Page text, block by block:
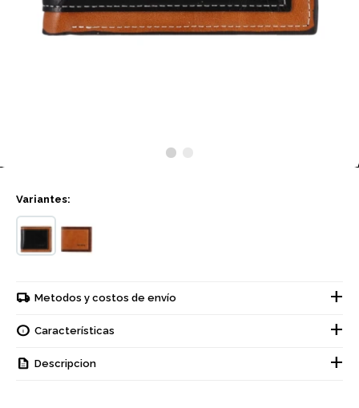
Variantes:
Metodos y costos de envío
Características
Descripcion